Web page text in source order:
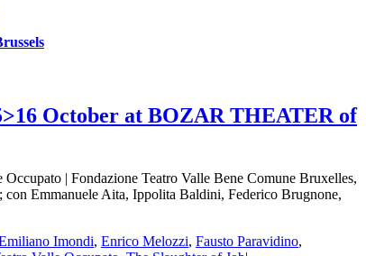
October at BOZAR THEATER of
| Fondazione Teatro Valle Bene Comune Bruxelles,
Emmanuele Aita, Ippolita Baldini, Federico Brugnone,
Imondi, Enrico Melozzi, Fausto Paravidino,